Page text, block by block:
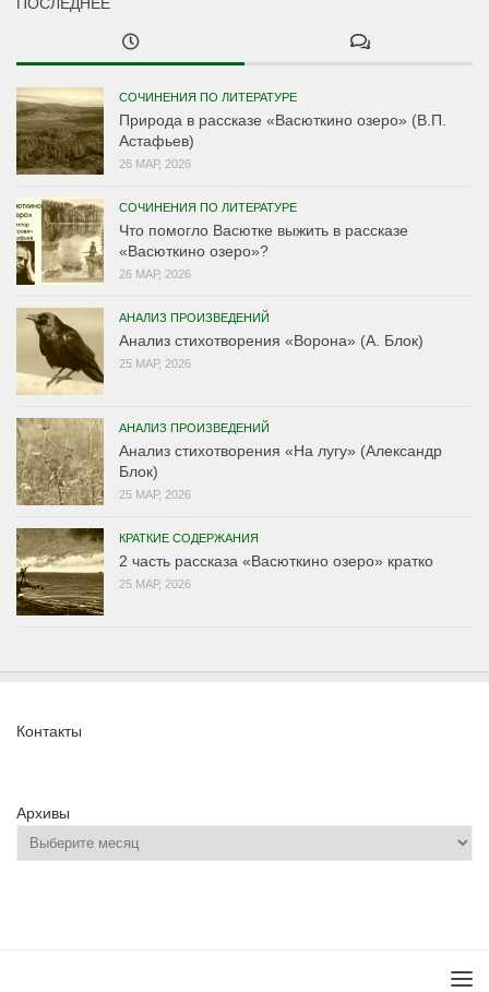
СОЧИНЕНИЯ ПО ЛИТЕРАТУРЕ
Природа в рассказе «Васюткино озеро» (В.П.
Астафьев)
26 МАР, 2026
СОЧИНЕНИЯ ПО ЛИТЕРАТУРЕ
Что помогло Васютке выжить в рассказе
«Васюткино озеро»?
26 МАР, 2026
АНАЛИЗ ПРОИЗВЕДЕНИЙ
Анализ стихотворения «Ворона» (А. Блок)
25 МАР, 2026
АНАЛИЗ ПРОИЗВЕДЕНИЙ
Анализ стихотворения «На лугу» (Александр
Блок)
25 МАР, 2026
КРАТКИЕ СОДЕРЖАНИЯ
2 часть рассказа «Васюткино озеро» кратко
25 МАР, 2026
Контакты
Архивы